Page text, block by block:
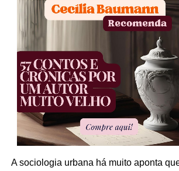
A sociologia urbana há muito aponta